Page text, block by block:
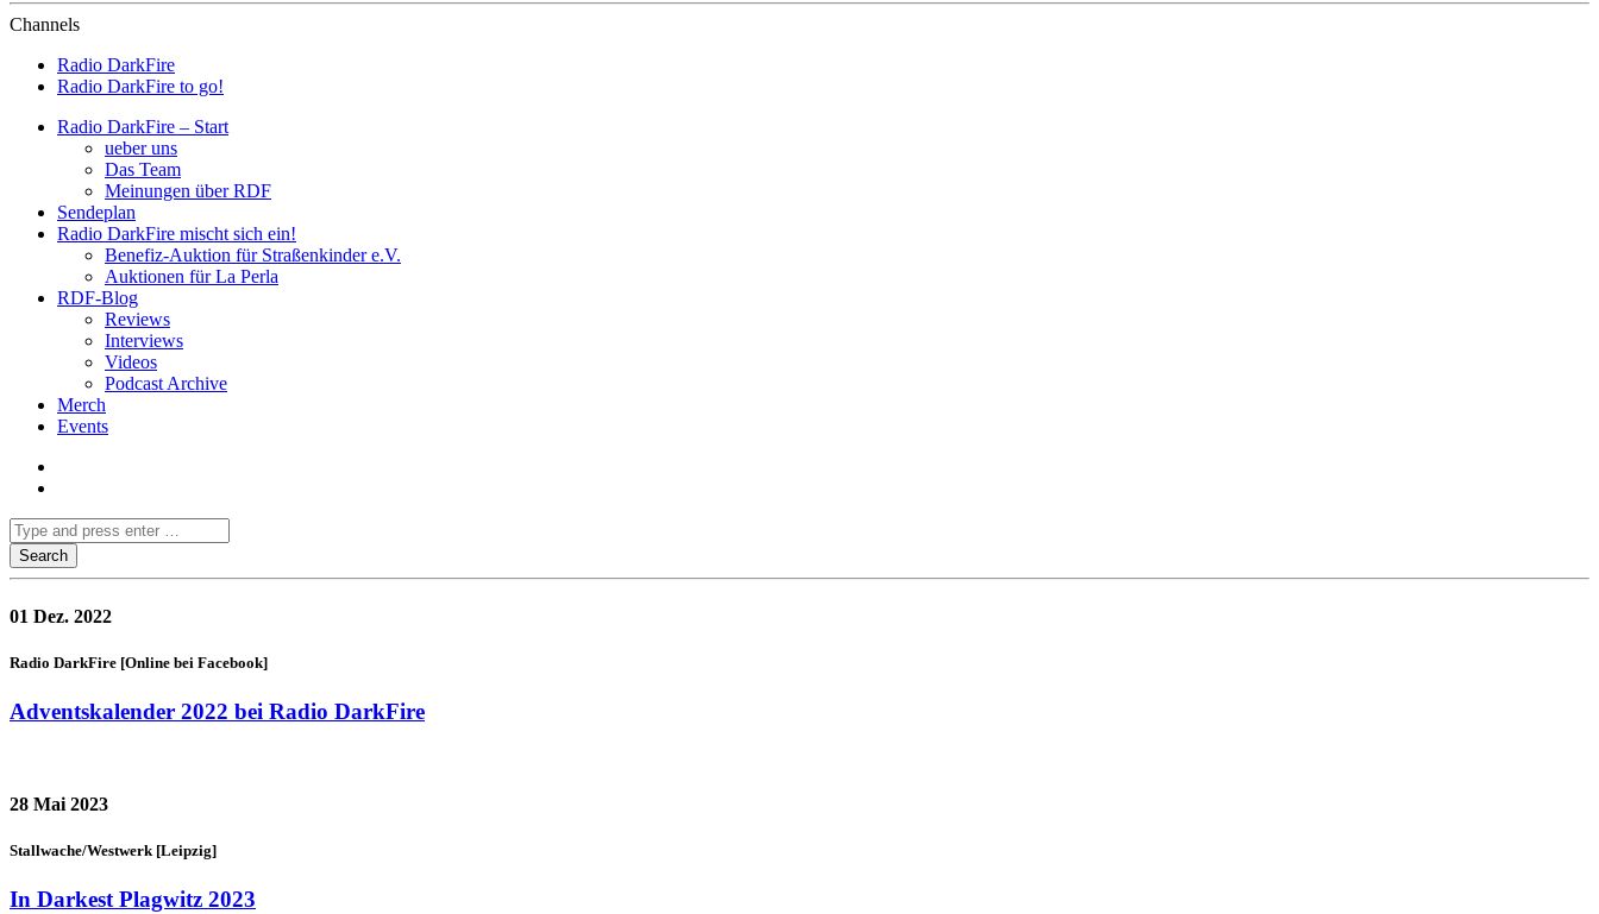
Channels
Radio DarkFire
Radio DarkFire to go!
Radio DarkFire – Start
ueber uns
Das Team
Meinungen über RDF
Sendeplan
Radio DarkFire mischt sich ein!
Benefiz-Auktion für Straßenkinder e.V.
Auktionen für La Perla
RDF-Blog
Reviews
Interviews
Videos
Podcast Archive
Merch
Events
01 Dez. 2022
Radio DarkFire [Online bei Facebook]
Adventskalender 2022 bei Radio DarkFire
28 Mai 2023
Stallwache/Westwerk [Leipzig]
In Darkest Plagwitz 2023